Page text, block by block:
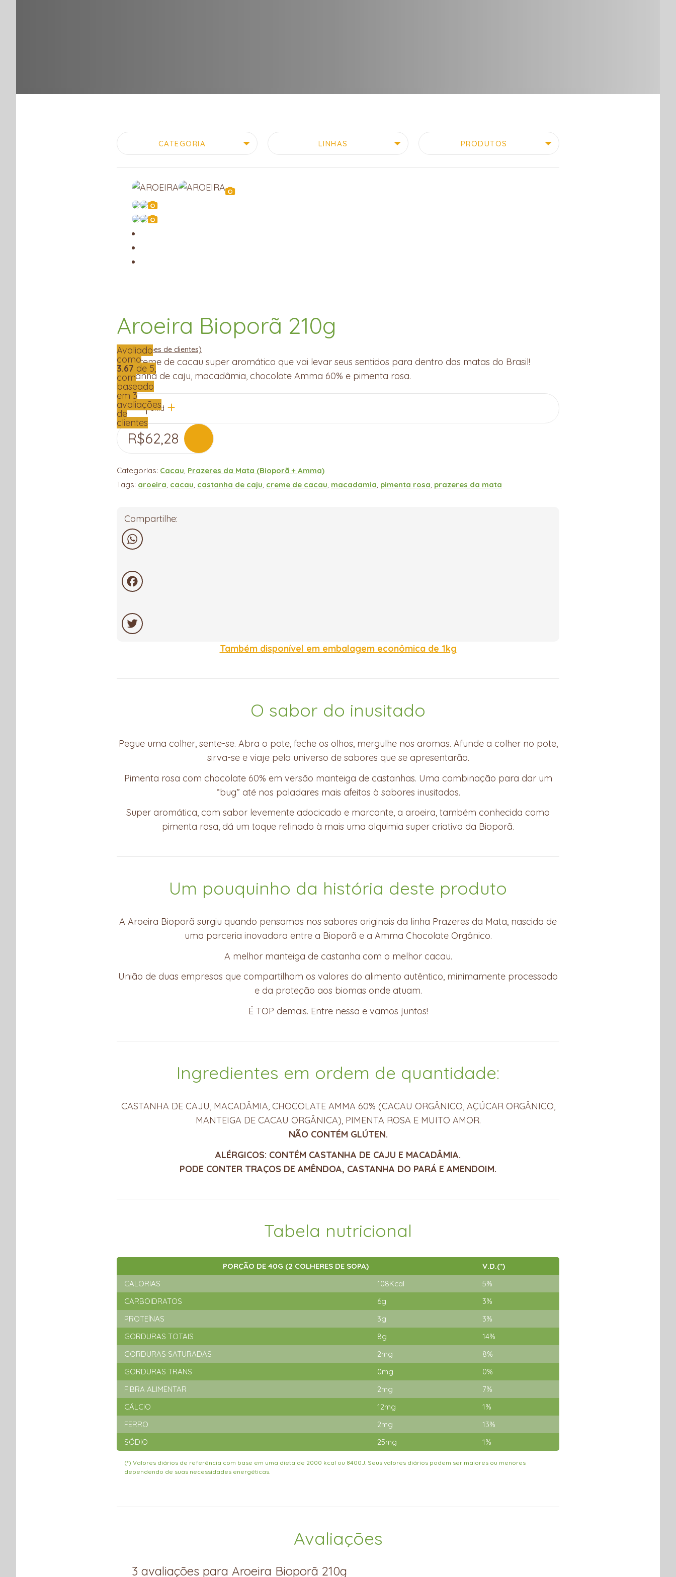
CATEGORIA LINHAS PRODUTOS
Aroeira Bioporã 210g
Avaliado
como
3.67 de 5,
com
baseado
em 3
avaliações
de
clientes
(3avaliações de clientes)
Um creme de cacau super aromático que vai levar seus sentidos para dentro das matas do Brasil!
Castanha de caju, macadâmia, chocolate Amma 60% e pimenta rosa.
1unid
R$62,28
Categorias: Cacau, Prazeres da Mata (Bioporã + Amma)
Tags: aroeira, cacau, castanha de caju, creme de cacau, macadamia, pimenta rosa, prazeres da mata
Compartilhe:
Também disponível em embalagem econômica de 1kg
O sabor do inusitado
Pegue uma colher, sente-se. Abra o pote, feche os olhos, mergulhe nos aromas. Afunde a colher no pote,
sirva-se e viaje pelo universo de sabores que se apresentarão.
Pimenta rosa com chocolate 60% em versão manteiga de castanhas. Uma combinação para dar um
“bug” até nos paladares mais afeitos à sabores inusitados.
Super aromática, com sabor levemente adocicado e marcante, a aroeira, também conhecida como
pimenta rosa, dá um toque refinado à mais uma alquimia super criativa da Bioporã.
Um pouquinho da história deste produto
A Aroeira Bioporã surgiu quando pensamos nos sabores originais da linha Prazeres da Mata, nascida de
uma parceria inovadora entre a Bioporã e a Amma Chocolate Orgânico.
A melhor manteiga de castanha com o melhor cacau.
União de duas empresas que compartilham os valores do alimento autêntico, minimamente processado
e da proteção aos biomas onde atuam.
É TOP demais. Entre nessa e vamos juntos!
Ingredientes em ordem de quantidade:
CASTANHA DE CAJU, MACADÂMIA, CHOCOLATE AMMA 60% (CACAU ORGÂNICO, AÇÚCAR ORGÂNICO,
MANTEIGA DE CACAU ORGÂNICA), PIMENTA ROSA E MUITO AMOR.
NÃO CONTÉM GLÚTEN.
ALÉRGICOS: CONTÉM CASTANHA DE CAJU E MACADÂMIA.
PODE CONTER TRAÇOS DE AMÊNDOA, CASTANHA DO PARÁ E AMENDOIM.
Tabela nutricional
PORÇÃO DE 40G (2 COLHERES DE SOPA)
V.D.(*)
CALORIAS
108Kcal
5%
CARBOIDRATOS
6g
3%
PROTEÍNAS
3g
3%
GORDURAS TOTAIS
8g
14%
GORDURAS SATURADAS
2mg
8%
GORDURAS TRANS
0mg
0%
FIBRA ALIMENTAR
2mg
7%
CÁLCIO
12mg
1%
FERRO
2mg
13%
SÓDIO
25mg 1%
(*) Valores diários de referência com base em uma dieta de 2000 kcal ou 8400J. Seus valores diários podem ser maiores ou menores
dependendo de suas necessidades energéticas.
Avaliações
3 avaliações para Aroeira Bioporã 210g